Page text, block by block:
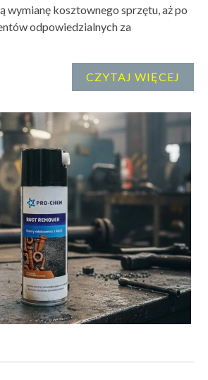
wymianę kosztownego sprzętu, aż po
odpowiedzialnych za
CZYTAJ WIĘCEJ